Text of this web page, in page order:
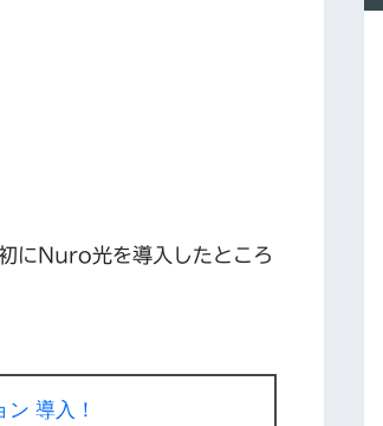
にNuro光を導入したところ
導入！